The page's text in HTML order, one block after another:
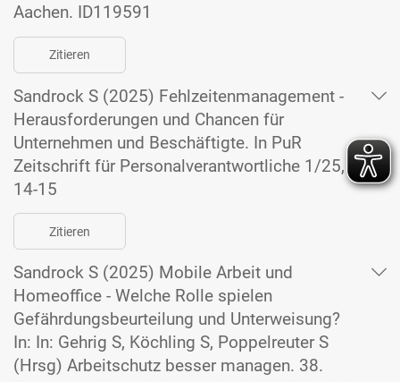
Aachen. ID119591
Zitieren
Sandrock S (2025) Fehlzeitenmanagement -
Herausforderungen und Chancen für
Unternehmen und Beschäftigte. In PuR
Zeitschrift für Personalverantwortliche 1/25,
14-15
Zitieren
Sandrock S (2025) Mobile Arbeit und
Homeoffice - Welche Rolle spielen
Gefährdungsbeurteilung und Unterweisung?
In: In: Gehrig S, Köchling S, Poppelreuter S
(Hrsg) Arbeitschutz besser managen. 38.